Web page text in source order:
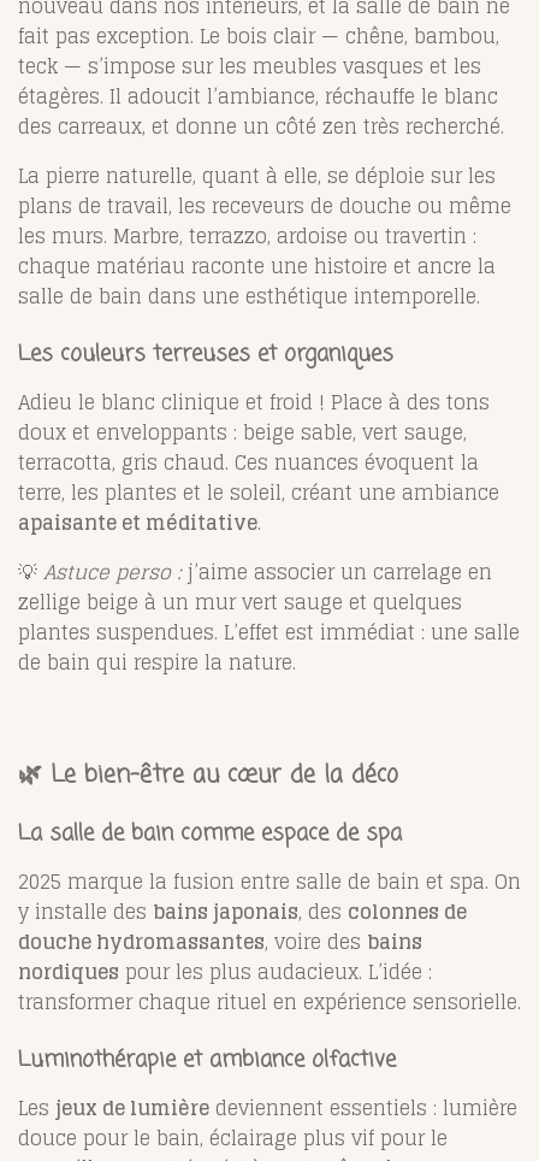
fait pas exception. Le bois clair — chêne, bambou,
teck — s’impose sur les meubles vasques et les
étagères. Il adoucit l’ambiance, réchauffe le blanc
des carreaux, et donne un côté zen très recherché.
La pierre naturelle, quant à elle, se déploie sur les
plans de travail, les receveurs de douche ou même
les murs. Marbre, terrazzo, ardoise ou travertin :
chaque matériau raconte une histoire et ancre la
salle de bain dans une esthétique intemporelle.
Les couleurs terreuses et organiques
Adieu le blanc clinique et froid ! Place à des tons
doux et enveloppants : beige sable, vert sauge,
terracotta, gris chaud. Ces nuances évoquent la
terre, les plantes et le soleil, créant une ambiance
apaisante et méditative.
💡Astuce perso :j’aime associer un carrelage en
zellige beige à un mur vert sauge et quelques
plantes suspendues. L’effet est immédiat : une salle
de bain qui respire la nature.
🌿 Le bien-être au cœur de la déco
La salle de bain comme espace de spa
2025 marque la fusion entre salle de bain et spa. On
y installe des bains japonais, des colonnes de
douche hydromassantes, voire des bains
nordiques pour les plus audacieux. L’idée :
transformer chaque rituel en expérience sensorielle.
Luminothérapie et ambiance olfactive
Les jeux de lumière deviennent essentiels : lumière
douce pour le bain, éclairage plus vif pour le